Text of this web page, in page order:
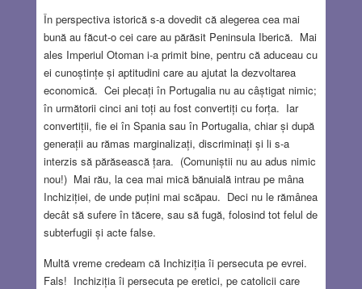
În perspectiva istorică s-a dovedit că alegerea cea mai
bună au făcut-o cei care au părăsit Peninsula Iberică. Mai
ales Imperiul Otoman i-a primit bine, pentru că aduceau cu
ei cunoștințe și aptitudini care au ajutat la dezvoltarea
economică. Cei plecați în Portugalia nu au câștigat nimic;
în următorii cinci ani toți au fost convertiți cu forța. Iar
convertiții, fie ei în Spania sau în Portugalia, chiar și după
generații au rămas marginalizați, discriminați și li s-a
interzis să părăsească țara. (Comuniștii nu au adus nimic
nou!) Mai rău, la cea mai mică bănuială intrau pe mâna
Inchiziției, de unde puțini mai scăpau. Deci nu le rămânea
decât să sufere în tăcere, sau să fugă, folosind tot felul de
subterfugii și acte false.
Multă vreme credeam că Inchiziția îi persecuta pe evrei.
Fals! Inchiziția îi persecuta pe eretici, pe catolicii care